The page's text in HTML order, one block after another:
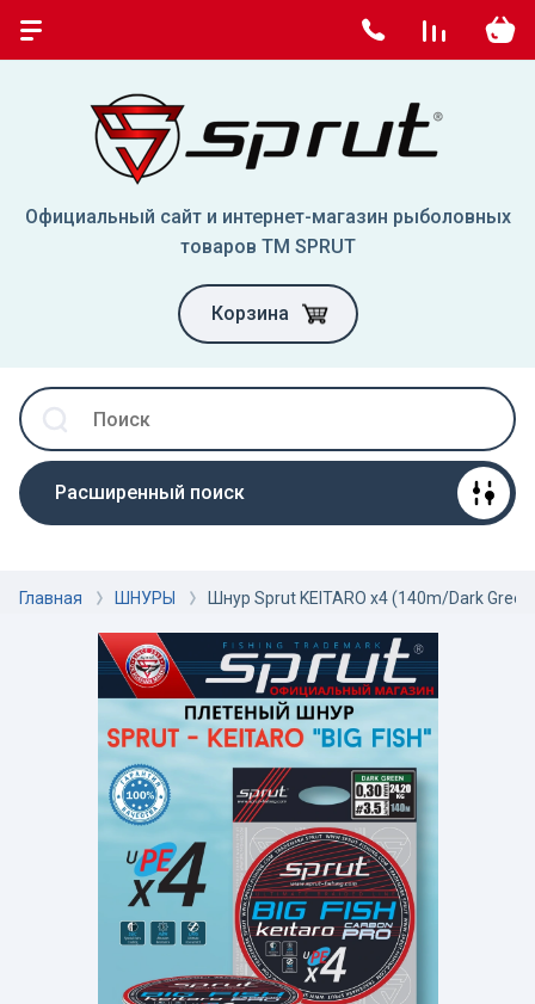
Официальный сайт и интернет-магазин рыболовных
товаров TM SPRUT
Корзина
Расширенный поиск
Главная ШНУРЫ Шнур Sprut KEITARO x4 (140m/Dark